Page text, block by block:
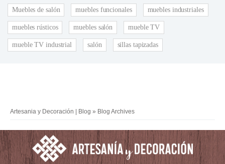
Muebles de salón muebles funcionales muebles industriales
muebles rústicos muebles salón mueble TV
mueble TV industrial salón sillas tapizadas
Artesania y Decoración | Blog » Blog Archives